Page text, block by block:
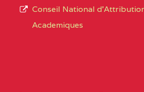
CENTRE
COLLEGE
d’éducation
de
Conseil National
Academiques